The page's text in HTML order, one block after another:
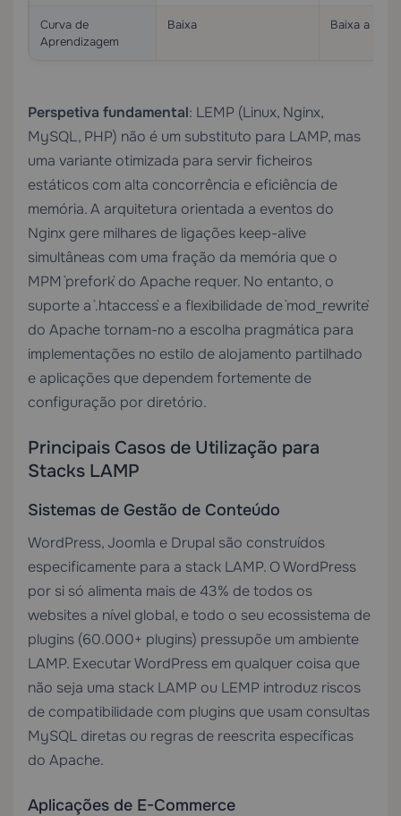
Curva de
Aprendizagem
Baixa Baixa a
Perspetiva fundamental: LEMP (Linux, Nginx,
MySQL, PHP) não é um substituto para LAMP, mas
uma variante otimizada para servir ficheiros
estáticos com alta concorrência e eficiência de
memória. A arquitetura orientada a eventos do
Nginx gere milhares de ligações keep-alive
simultâneas com uma fração da memória que o
MPM `prefork` do Apache requer. No entanto, o
suporte a `.htaccess` e a flexibilidade de `mod_rewrite`
do Apache tornam-no a escolha pragmática para
implementações no estilo de alojamento partilhado
e aplicações que dependem fortemente de
configuração por diretório.
Principais Casos de Utilização para
Stacks LAMP
Sistemas de Gestão de Conteúdo
WordPress, Joomla e Drupal são construídos
especificamente para a stack LAMP. O WordPress
por si só alimenta mais de 43% de todos os
websites a nível global, e todo o seu ecossistema de
plugins (60.000+ plugins) pressupõe um ambiente
LAMP. Executar WordPress em qualquer coisa que
não seja uma stack LAMP ou LEMP introduz riscos
de compatibilidade com plugins que usam consultas
MySQL diretas ou regras de reescrita específicas
do Apache.
Aplicações de E-Commerce